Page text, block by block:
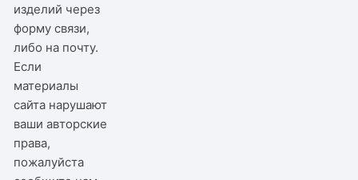
изделий через
форму связи,
либо на почту.
Если
материалы
сайта нарушают
ваши авторские
права,
пожалуйста